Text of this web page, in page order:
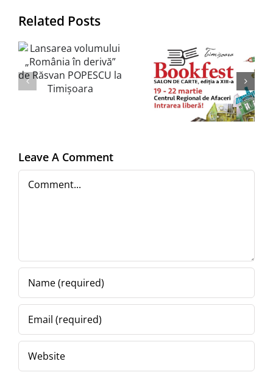
Related Posts
Salonul
BOOKFEST
Timișoara,
19-22
Regional
de Afaceri
Clubul
SCRIPTOR
ediția nr.
261
Leave A Comment